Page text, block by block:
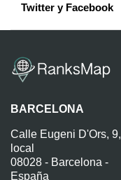
Twitter y Facebook
BARCELONA
Calle Eugeni D'Ors, 9,
local
08028 - Barcelona -
España